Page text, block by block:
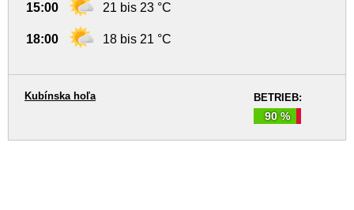
15:00 21 bis 23 °C
18:00 18 bis 21 °C
BETRIEB:
90 %
Kubínska hoľa